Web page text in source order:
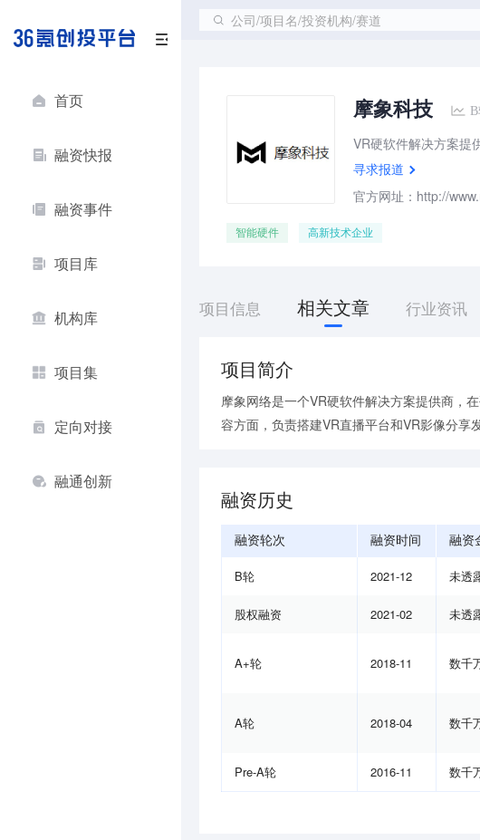
首页
融资快报
融资事件
项目库
机构库
项目集
定向对接
融通创新
公司/项目名/投资机构/赛道
摩象科技
VR硬软件解决方案提
寻求报道
官方网址：http://
智能硬件 高新技术企业
项目信息 相关文章 行业资讯
项目简介
摩象网络是一个VR硬软件解决方案提供商，
容方面，负责搭建VR直播平台和VR影像分享
融资历史
融资轮次 融资时间 融资
B轮 2021-12 未透
股权融资 2021-02 未透
A+轮 2018-11 数千
A轮 2018-04 数千
Pre-A轮 2016-11 数千